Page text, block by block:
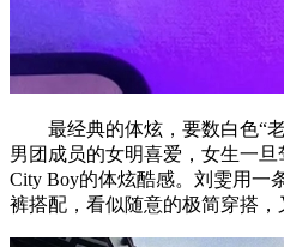
最经典的体炫，要数白色“老
男团成员的女明喜爱，女生一
City Boy的体炫酷感。刘雯用一
裤搭配，看似随意的极简穿搭，